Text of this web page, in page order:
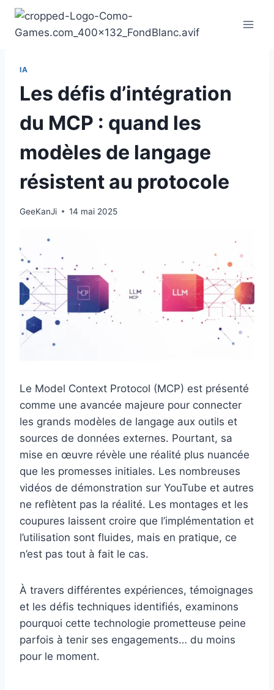
Aller
contenu
IA
Les défis d’intégration
du MCP : quand les
modèles de langage
résistent au protocole
GeeKanJi 14 mai 2025
Le Model Context Protocol (MCP) est présenté
comme une avancée majeure pour connecter
les grands modèles de langage aux outils et
sources de données externes. Pourtant, sa
mise en œuvre révèle une réalité plus nuancée
que les promesses initiales. Les nombreuses
vidéos de démonstration sur YouTube et autres
ne reflètent pas la réalité. Les montages et les
coupures laissent croire que l’implémentation et
l’utilisation sont fluides, mais en pratique, ce
n’est pas tout à fait le cas.
À travers différentes expériences, témoignages
et les défis techniques identifiés, examinons
pourquoi cette technologie prometteuse peine
parfois à tenir ses engagements… du moins
pour le moment.